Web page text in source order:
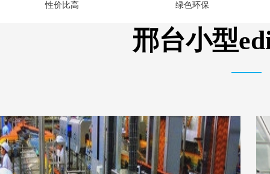
性价比高 绿色环保
邢台小型